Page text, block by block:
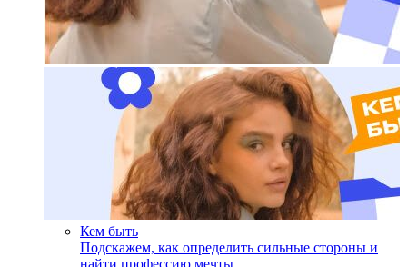
Кем быть
Подскажем, как определить сильные стороны и
найти профессию мечты